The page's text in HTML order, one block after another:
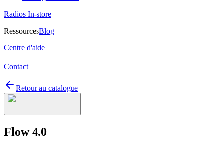
Radios In-store
RessourcesBlog
Centre d'aide
Contact
Retour au catalogue
Flow 4.0